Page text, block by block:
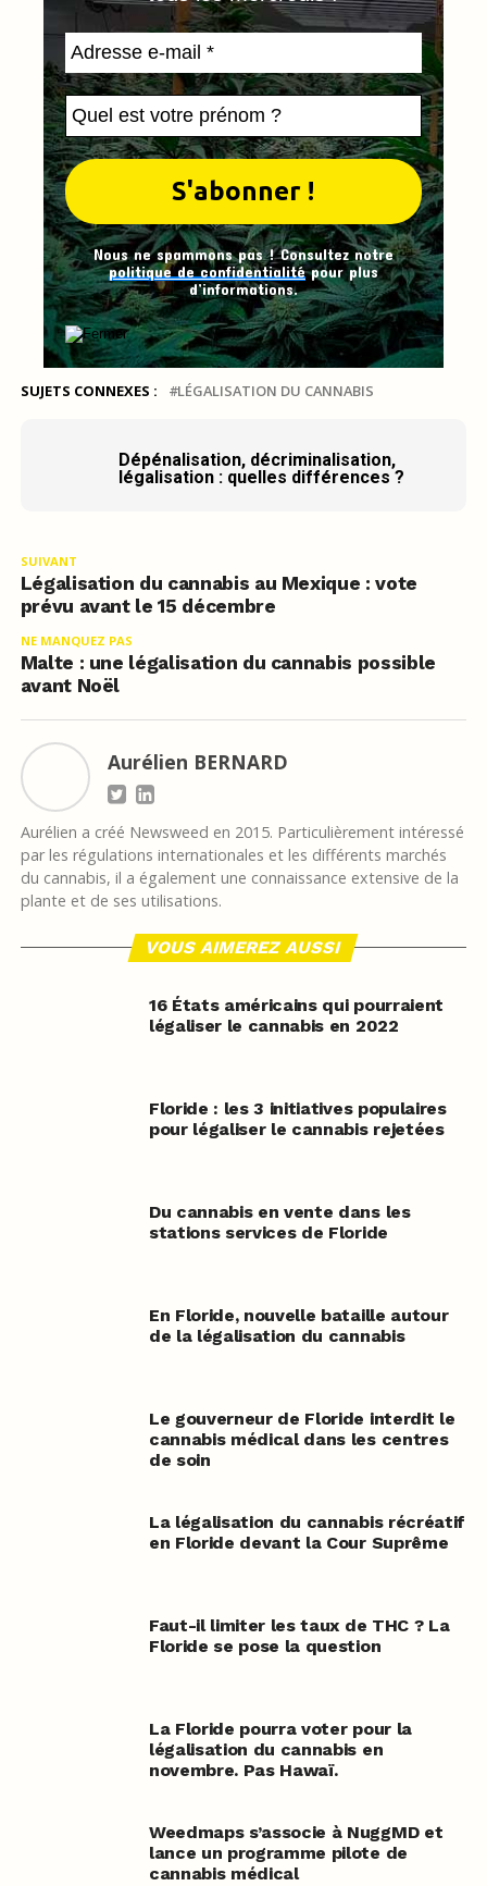
Nous ne spammons pas ! Consultez notre
politique de confidentialitépour plus
d’informations.
SUJETS CONNEXES : LÉGALISATION DU CANNABIS
Dépénalisation, décriminalisation,
légalisation : quelles différences ?
SUIVANT
Légalisation du cannabis au Mexique : vote
prévu avant le 15 décembre
NE MANQUEZ PAS
Malte : une légalisation du cannabis possible
avant Noël
Aurélien BERNARD
Aurélien a créé Newsweed en 2015. Particulièrement intéressé
par les régulations internationales et les différents marchés
du cannabis, il a également une connaissance extensive de la
plante et de ses utilisations.
VOUS AIMEREZ AUSSI
16 États américains qui pourraient
légaliser le cannabis en 2022
Floride : les 3 initiatives populaires
pour légaliser le cannabis rejetées
Du cannabis en vente dans les
stations services de Floride
En Floride, nouvelle bataille autour
de la légalisation du cannabis
Le gouverneur de Floride interdit le
cannabis médical dans les centres
de soin
La légalisation du cannabis récréatif
en Floride devant la Cour Suprême
Faut-il limiter les taux de THC ? La
Floride se pose la question
La Floride pourra voter pour la
légalisation du cannabis en
novembre. Pas Hawaï.
Weedmaps s’associe à NuggMD et
lance un programme pilote de
cannabis médical